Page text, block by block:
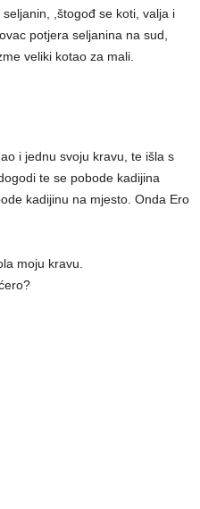
seljanin, ,štogođ se koti, valja i
potjera seljanina na sud,
veliki kotao za mali.
i jednu svoju kravu, te išla s
te se pobode kadijina
kadijinu na mjesto. Onda Ero
moju kravu.